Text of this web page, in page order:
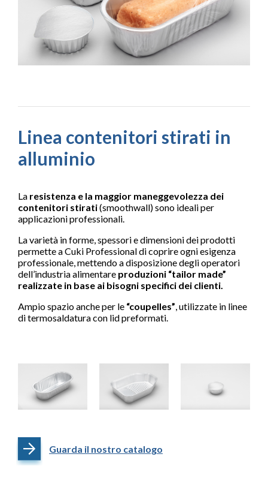
Linea contenitori stirati in
alluminio
La resistenza e la maggior maneggevolezza dei
contenitori stirati(smoothwall) sono ideali per
applicazioni professionali.
La varietà in forme, spessori e dimensioni dei prodotti
permette a Cuki Professional di coprire ogni esigenza
professionale, mettendo a disposizione degli operatori
dell’industria alimentare produzioni “tailor made”
realizzate in base ai bisogni specifici dei clienti.
Ampio spazio anche per le “coupelles”, utilizzate in linee
di termosaldatura con lid preformati.
Guarda il nostro catalogo